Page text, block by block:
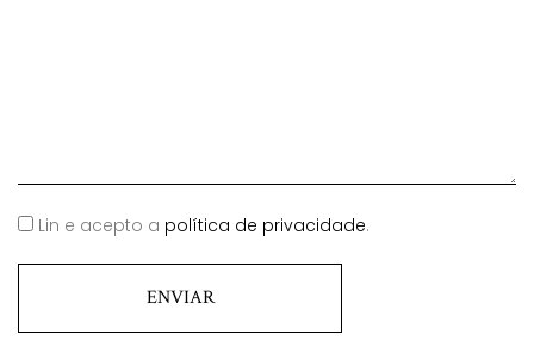
Lin e acepto a política de privacidade.